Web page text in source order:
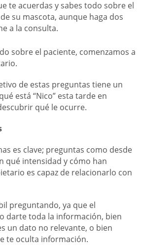
te acuerdas y sabes todo sobre el
su mascota, aunque haga dos
a la consulta.
sobre el paciente, comenzamos a
de estas preguntas tiene un
está “Nico” esta tarde en
qué le ocurre.
es clave; preguntas como desde
qué intensidad y cómo han
es capaz de relacionarlo con
preguntando, ya que el
darte toda la información, bien
un dato no relevante, o bien
te oculta información.